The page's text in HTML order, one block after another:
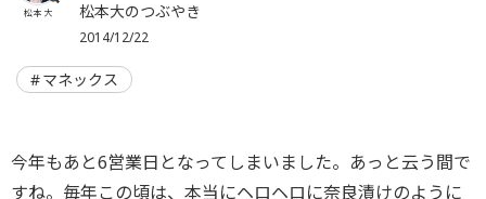
松本 大 松本大のつぶやき
2014/12/22
マネックス
今年もあと6営業日となってしまいました。あっと云う間で
すね。毎年この頃は、本当にヘロヘロに奈良漬けのように